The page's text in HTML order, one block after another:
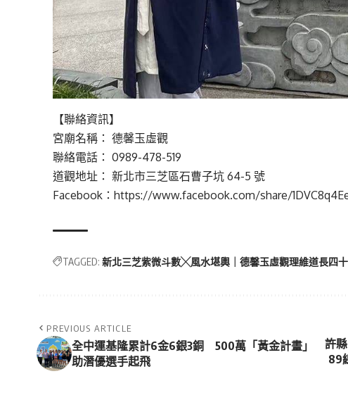
【聯絡資訊】
宮廟名稱： 德馨玉虛觀
聯絡電話： 0989-478-519
道觀地址： 新北市三芝區石曹子坑 64-5 號
Facebook：https://www.facebook.com/share/
TAGGED: 新北三芝紫微斗數╳風水堪輿｜德馨玉虛觀理維道長四
PREVIOUS ARTICLE
全中運基隆累計6金6銀3銅 500萬「黃金計畫」
助潛優選手起飛
許
89